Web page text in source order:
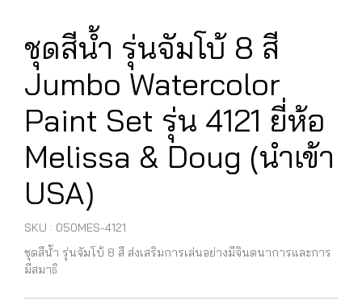
ชุดสีน้ำ รุ่นจัมโบ้ 8 สี
Jumbo Watercolor
Paint Set รุ่น 4121 ยี่ห้อ
Melissa & Doug (นำเข้า
USA)
SKU : 050MES-4121
ชุดสีน้ำ รุ่นจัมโบ้ 8 สี ส่งเสริมการเล่นอย่างมีจินตนาการและการ
มีสมาธิ